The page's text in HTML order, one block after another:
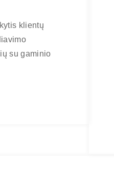
klientų
su gaminio